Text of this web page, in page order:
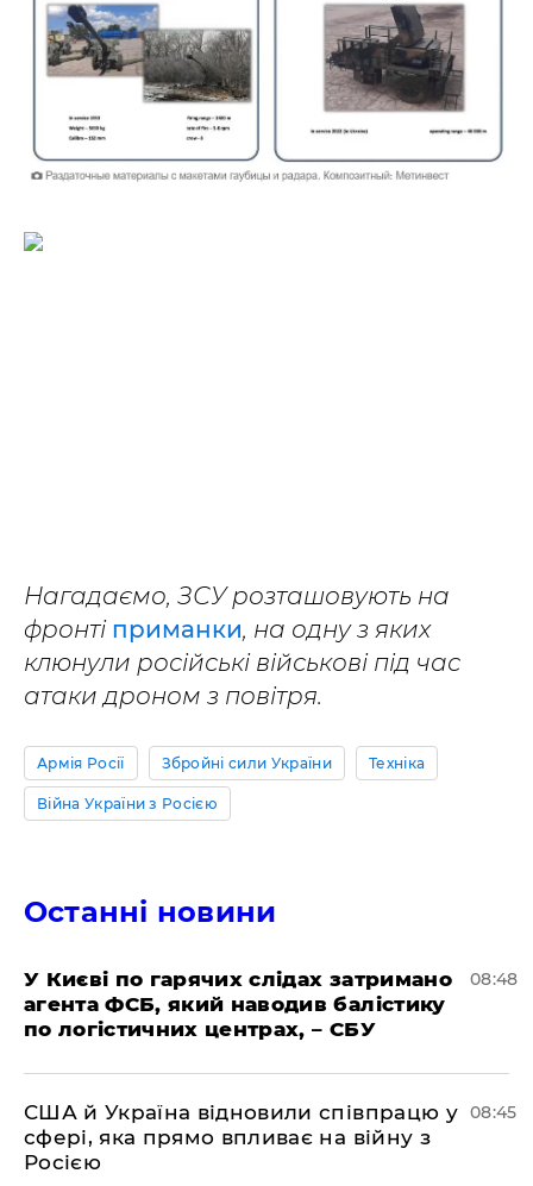
Нагадаємо, ЗСУ розташовують на
фронті приманки, на одну з яких
клюнули російські військові під час
атаки дроном з повітря.
Армія Росії Збройні сили України Техніка
Війна України з Росією
Останні новини
У Києві по гарячих слідах затримано
агента ФСБ, який наводив балістику
по логістичних центрах, – СБУ
08:48
США й Україна відновили співпрацю у
сфері, яка прямо впливає на війну з
Росією
08:45